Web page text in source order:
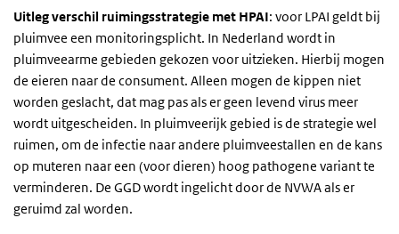
Uitleg verschil ruimingsstrategie met HPAI: voor LPAI geldt bij
pluimvee een monitoringsplicht. In Nederland wordt in
pluimveearme gebieden gekozen voor uitzieken. Hierbij mogen
de eieren naar de consument. Alleen mogen de kippen niet
worden geslacht, dat mag pas als er geen levend virus meer
wordt uitgescheiden. In pluimveerijk gebied is de strategie wel
ruimen, om de infectie naar andere pluimveestallen en de kans
op muteren naar een (voor dieren) hoog pathogene variant te
verminderen. De GGD wordt ingelicht door de NVWA als er
geruimd zal worden.